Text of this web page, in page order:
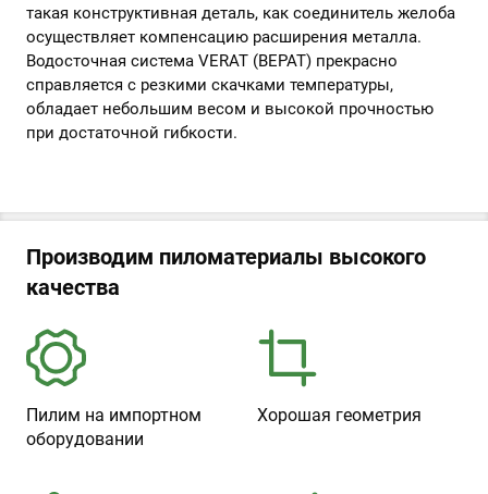
такая конструктивная деталь, как соединитель желоба
осуществляет компенсацию расширения металла.
Водосточная система VERAT (ВЕРАТ) прекрасно
справляется с резкими скачками температуры,
обладает небольшим весом и высокой прочностью
при достаточной гибкости.
Производим пиломатериалы высокого
качества
Пилим на импортном
оборудовании
Хорошая геометрия